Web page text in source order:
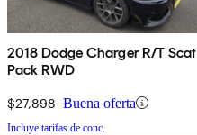
2018 Dodge Charger R/T Scat
Pack RWD
$27,898 Buena oferta
Incluye tarifas de conc.